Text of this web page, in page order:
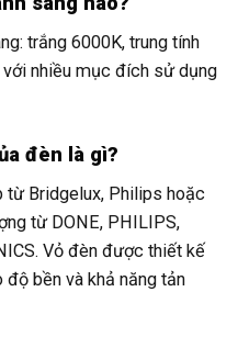
trắng 6000K, trung tính
với nhiều mục đích sử dụng
đèn là gì?
Bridgelux, Philips hoặc
từ DONE, PHILIPS,
Vỏ đèn được thiết kế
bền và khả năng tản